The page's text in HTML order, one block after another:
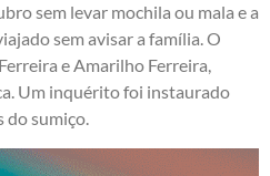
sem levar mochila ou mala e a
sem avisar a família. O
e Amarilho Ferreira,
Um inquérito foi instaurado
do sumiço.